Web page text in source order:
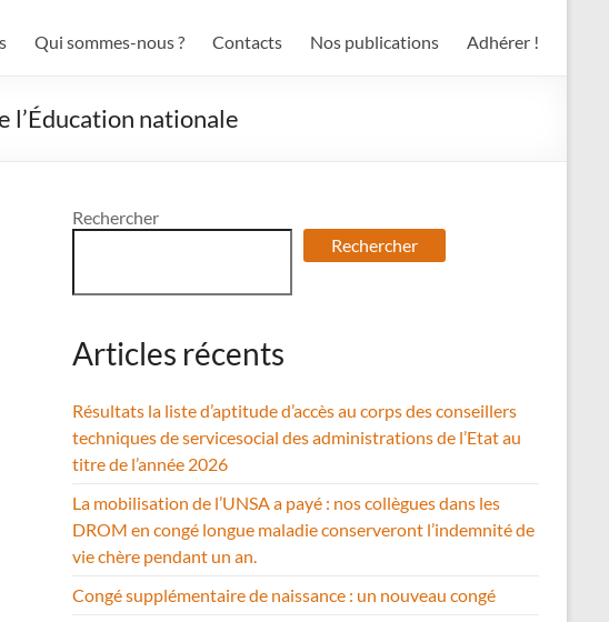
Qui sommes-nous ? Contacts Nos publications Adhérer !
l’Éducation nationale
Rechercher
Rechercher
Articles récents
Résultats la liste d’aptitude d’accès au corps des conseillers
techniques de servicesocial des administrations de l’Etat au
titre de l’année 2026
La mobilisation de l’UNSA a payé : nos collègues dans les
DROM en congé longue maladie conserveront l’indemnité de
vie chère pendant un an.
Congé supplémentaire de naissance : un nouveau congé